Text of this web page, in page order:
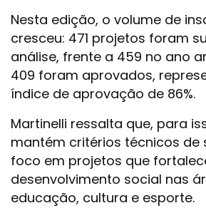
Nesta edição, o volume de
cresceu: 471 projetos foram
análise, frente a 459 no ano
409 foram aprovados,
índice de aprovação de 86%.
Martinelli ressalta que, para
mantém critérios técnicos de
foco em projetos que
desenvolvimento social nas
educação, cultura e esporte.